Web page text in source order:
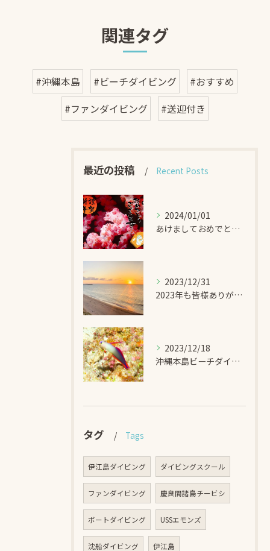
関連タグ
#沖縄本島 #ビーチダイビング
#おすすめ
#ファンダイビング
#送迎付き
最近の投稿 Recent Posts
2024/01/01
あけましておめでとうございます！！ -DIVEGIFT
2023/12/31
2023年も皆様ありがとうございました！！ -DIVEGIFT
2023/12/18
沖縄本島ビーチダイビング アケボノハゼ -DIVEGIFT
タグ Tags
伊江島ダイビング ダイビングスクール
ファンダイビング 慶良間諸島チービシ
ボートダイビング USSエモンズ
沈船ダイビング 伊江島